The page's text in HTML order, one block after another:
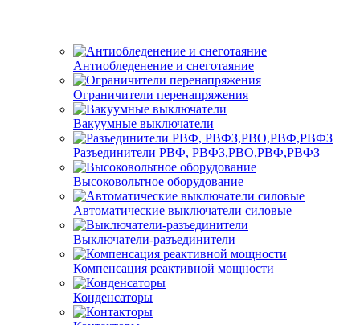
Антиобледенение и снеготаяние
Ограничители перенапряжения
Вакуумные выключатели
Разъединители РВФ, РВФЗ,РВО,РВФ,РВФЗ
Высоковольтное оборудование
Автоматические выключатели cиловые
Выключатели-разъединители
Компенсация реактивной мощности
Конденсаторы